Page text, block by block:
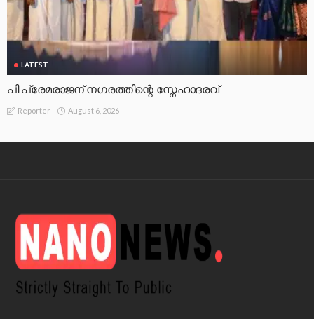
LATEST
പി പ്രേമരാജന് നഗരത്തിന്റെ സ്നേഹാദരവ്
Reporter August 6, 2026